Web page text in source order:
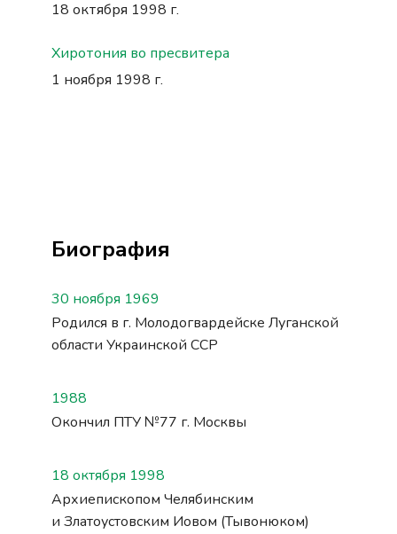
18 октября 1998 г.
Хиротония во пресвитера
1 ноября 1998 г.
Биография
30 ноября 1969
Родился в г. Молодогвардейске Луганской
области Украинской ССР
1988
Окончил ПТУ №77 г. Москвы
18 октября 1998
Архиепископом Челябинским
и Златоустовским Иовом (Тывонюком)